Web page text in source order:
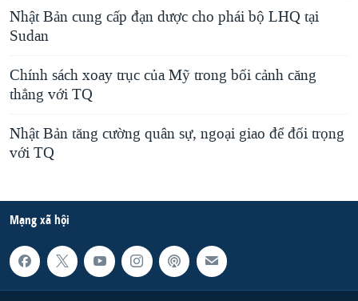
Nhật Bản cung cấp đạn dược cho phái bộ LHQ tại
Sudan
Chính sách xoay trục của Mỹ trong bối cảnh căng
thẳng với TQ
Nhật Bản tăng cường quân sự, ngoại giao để đối trọng
với TQ
Mạng xã hội